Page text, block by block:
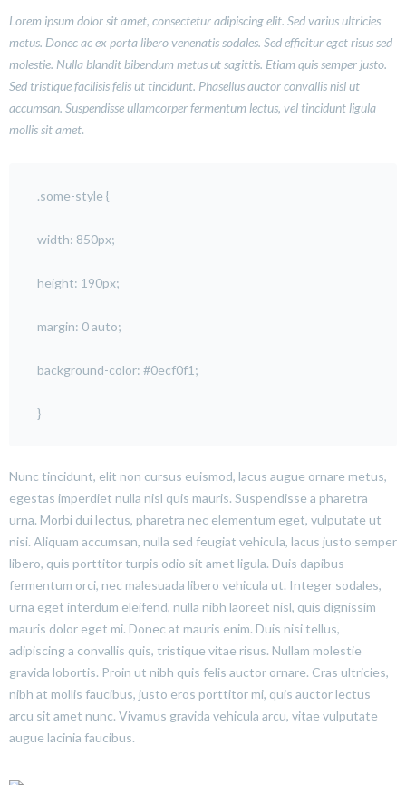
Lorem ipsum dolor sit amet, consectetur adipiscing elit. Sed varius ultricies
metus. Donec ac ex porta libero venenatis sodales. Sed efficitur eget risus sed
molestie. Nulla blandit bibendum metus ut sagittis. Etiam quis semper justo.
Sed tristique facilisis felis ut tincidunt. Phasellus auctor convallis nisl ut
accumsan. Suspendisse ullamcorper fermentum lectus, vel tincidunt ligula
mollis sit amet.
.some-style {
width: 850px;
height: 190px;
margin: 0 auto;
background-color: #0ecf0f1;
}
Nunc tincidunt, elit non cursus euismod, lacus augue ornare metus,
egestas imperdiet nulla nisl quis mauris. Suspendisse a pharetra
urna. Morbi dui lectus, pharetra nec elementum eget, vulputate ut
nisi. Aliquam accumsan, nulla sed feugiat vehicula, lacus justo semper
libero, quis porttitor turpis odio sit amet ligula. Duis dapibus
fermentum orci, nec malesuada libero vehicula ut. Integer sodales,
urna eget interdum eleifend, nulla nibh laoreet nisl, quis dignissim
mauris dolor eget mi. Donec at mauris enim. Duis nisi tellus,
adipiscing a convallis quis, tristique vitae risus. Nullam molestie
gravida lobortis. Proin ut nibh quis felis auctor ornare. Cras ultricies,
nibh at mollis faucibus, justo eros porttitor mi, quis auctor lectus
arcu sit amet nunc. Vivamus gravida vehicula arcu, vitae vulputate
augue lacinia faucibus.